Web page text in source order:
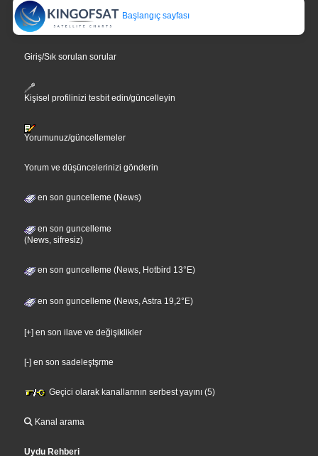
Başlangıç sayfası
Giriş/Sık sorulan sorular
Kişisel profilinizi tesbit edin/güncelleyin
Yorumunuz/güncellemeler
Yorum ve düşüncelerinizi gönderin
en son guncelleme (News)
en son guncelleme
(News, sifresiz)
en son guncelleme (News, Hotbird 13°E)
en son guncelleme (News, Astra 19,2°E)
[+] en son ilave ve değişiklikler
[-] en son sadeleştşrme
Geçici olarak kanallarının serbest yayını (5)
Kanal arama
Uydu Rehberi